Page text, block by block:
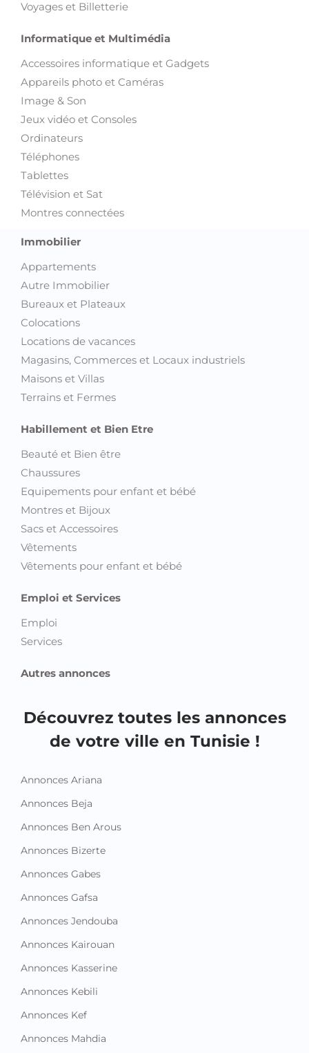
Voyages et Billetterie
Informatique et Multimédia
Accessoires informatique et Gadgets
Appareils photo et Caméras
Image & Son
Jeux vidéo et Consoles
Ordinateurs
Téléphones
Tablettes
Télévision et Sat
Montres connectées
Immobilier
Appartements
Autre Immobilier
Bureaux et Plateaux
Colocations
Locations de vacances
Magasins, Commerces et Locaux industriels
Maisons et Villas
Terrains et Fermes
Habillement et Bien Etre
Beauté et Bien être
Chaussures
Equipements pour enfant et bébé
Montres et Bijoux
Sacs et Accessoires
Vêtements
Vêtements pour enfant et bébé
Emploi et Services
Emploi
Services
Autres annonces
Découvrez toutes les annonces
de votre ville en Tunisie !
Annonces Ariana
Annonces Beja
Annonces Ben Arous
Annonces Bizerte
Annonces Gabes
Annonces Gafsa
Annonces Jendouba
Annonces Kairouan
Annonces Kasserine
Annonces Kebili
Annonces Kef
Annonces Mahdia